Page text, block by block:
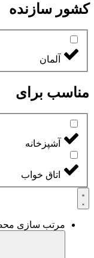
کشور سازنده
آلمان
مناسب برای
آشپزخانه
اتاق خواب
مرتب سازی